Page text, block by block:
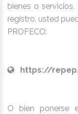
bienes o
registro, usted
PROFECO:
https://
O bien ponerse